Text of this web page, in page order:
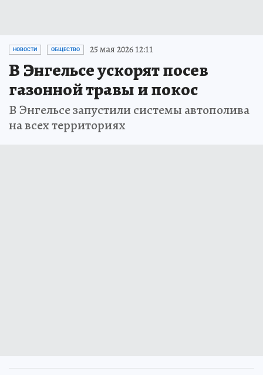
НОВОСТИ ОБЩЕСТВО 25 мая 2026 12:11
В Энгельсе ускорят посев
газонной травы и покос
В Энгельсе запустили системы автополива
на всех территориях